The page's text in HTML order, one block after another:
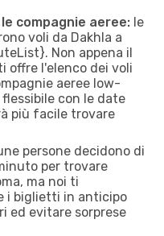
compagnie aeree: le
voli da Dakhla a
Non appena il
offre l'elenco dei voli
aeree low-
con le date
più facile trovare
persone decidono di
per trovare
ma noi ti
i biglietti in anticipo
ed evitare sorprese